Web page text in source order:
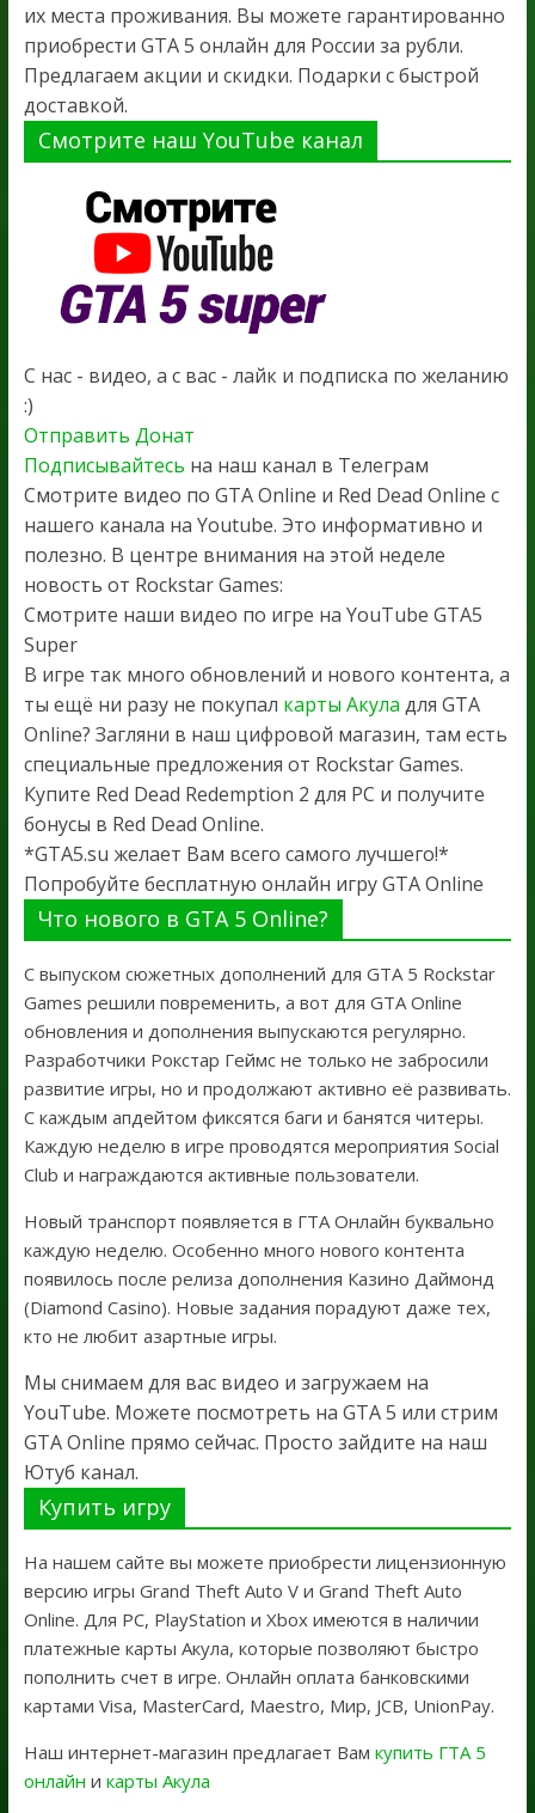
их места проживания. Вы можете гарантированно
приобрести GTA 5 онлайн для России за рубли.
Предлагаем акции и скидки. Подарки с быстрой
доставкой.
Смотрите наш YouTube канал
С нас - видео, а с вас - лайк и подписка по желанию
:)
Отправить Донат
Подписывайтесь на наш канал в Телеграм
Смотрите видео по GTA Online и Red Dead Online с
нашего канала на Youtube. Это информативно и
полезно. В центре внимания на этой неделе
новость от Rockstar Games:
Смотрите наши видео по игре на YouTube GTA5
Super
В игре так много обновлений и нового контента, а
ты ещё ни разу не покупал карты Акула для GTA
Online? Загляни в наш цифровой магазин, там есть
специальные предложения от Rockstar Games.
Купите Red Dead Redemption 2 для PC и получите
бонусы в Red Dead Online.
*GTA5.su желает Вам всего самого лучшего!*
Попробуйте бесплатную онлайн игру GTA Online
Что нового в GTA 5 Online?
С выпуском сюжетных дополнений для GTA 5 Rockstar
Games решили повременить, а вот для GTA Online
обновления и дополнения выпускаются регулярно.
Разработчики Рокстар Геймс не только не забросили
развитие игры, но и продолжают активно её развивать.
С каждым апдейтом фиксятся баги и банятся читеры.
Каждую неделю в игре проводятся мероприятия Social
Club и награждаются активные пользователи.
Новый транспорт появляется в ГТА Онлайн буквально
каждую неделю. Особенно много нового контента
появилось после релиза дополнения Казино Даймонд
(Diamond Casino). Новые задания порадуют даже тех,
кто не любит азартные игры.
Мы снимаем для вас видео и загружаем на
YouTube. Можете посмотреть на GTA 5 или стрим
GTA Online прямо сейчас. Просто зайдите на наш
Ютуб канал.
Купить игру
На нашем сайте вы можете приобрести лицензионную
версию игры Grand Theft Auto V и Grand Theft Auto
Online. Для PC, PlayStation и Xbox имеются в наличии
платежные карты Акула, которые позволяют быстро
пополнить счет в игре. Онлайн оплата банковскими
картами Visa, MasterCard, Maestro, Мир, JCB, UnionPay.
Наш интернет-магазин предлагает Вам купить ГТА 5
онлайн и карты Акула